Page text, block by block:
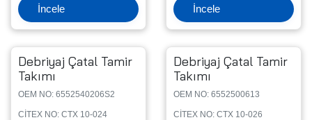
İncele İncele
Debriyaj Çatal Tamir
Takımı
OEM NO: 6552540206S2
CİTEX NO: CTX 10-024
Debriyaj Çatal Tamir
Takımı
OEM NO: 6552500613
CİTEX NO: CTX 10-026